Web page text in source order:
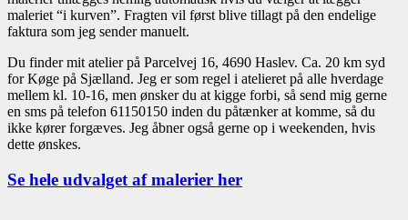
maleriet “i kurven”. Fragten vil først blive tillagt på den endelige
faktura som jeg sender manuelt.
Du finder mit atelier på Parcelvej 16, 4690 Haslev. Ca. 20 km syd
for Køge på Sjælland. Jeg er som regel i atelieret på alle hverdage
mellem kl. 10-16, men ønsker du at kigge forbi, så send mig gerne
en sms på telefon 61150150 inden du påtænker at komme, så du
ikke kører forgæves. Jeg åbner også gerne op i weekenden, hvis
dette ønskes.
Se hele udvalget af malerier her